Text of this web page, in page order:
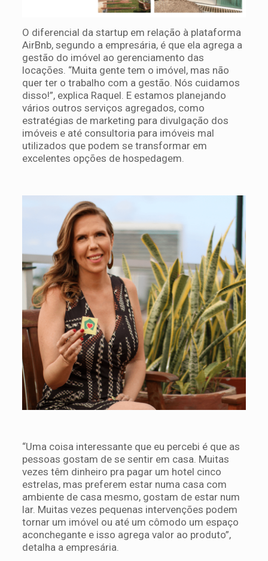
O diferencial da startup em relação à plataforma
AirBnb, segundo a empresária, é que ela agrega a
gestão do imóvel ao gerenciamento das
locações. “Muita gente tem o imóvel, mas não
quer ter o trabalho com a gestão. Nós cuidamos
disso!”, explica Raquel. E estamos planejando
vários outros serviços agregados, como
estratégias de marketing para divulgação dos
imóveis e até consultoria para imóveis mal
utilizados que podem se transformar em
excelentes opções de hospedagem.
“Uma coisa interessante que eu percebi é que as
pessoas gostam de se sentir em casa. Muitas
vezes têm dinheiro pra pagar um hotel cinco
estrelas, mas preferem estar numa casa com
ambiente de casa mesmo, gostam de estar num
lar. Muitas vezes pequenas intervenções podem
tornar um imóvel ou até um cômodo um espaço
aconchegante e isso agrega valor ao produto”,
detalha a empresária.